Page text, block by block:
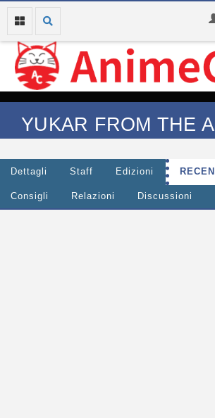
YUKAR FROM THE
Dettagli Staff Edizioni
Consigli Relazioni Discussioni